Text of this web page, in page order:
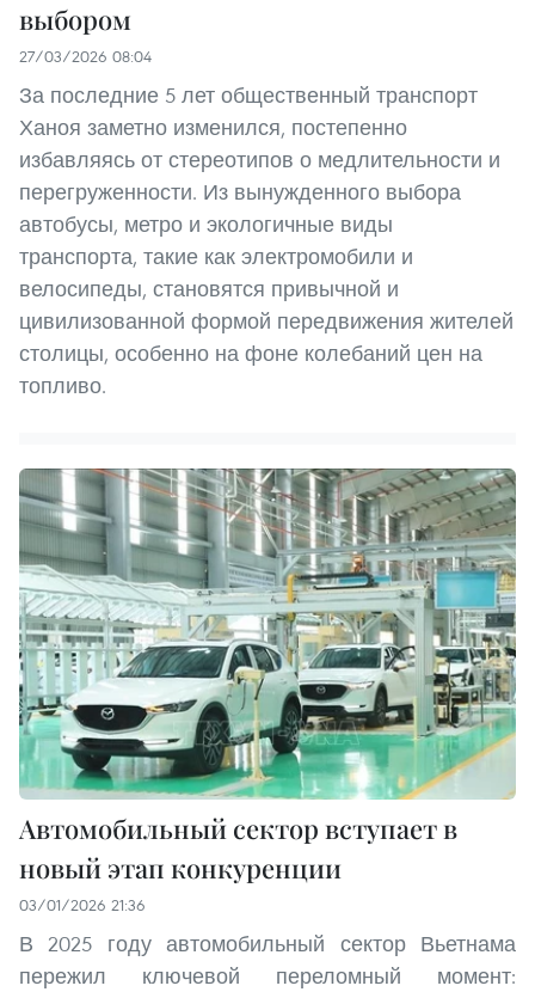
выбором
27/03/2026 08:04
За последние 5 лет общественный транспорт
Ханоя заметно изменился, постепенно
избавляясь от стереотипов о медлительности и
перегруженности. Из вынужденного выбора
автобусы, метро и экологичные виды
транспорта, такие как электромобили и
велосипеды, становятся привычной и
цивилизованной формой передвижения жителей
столицы, особенно на фоне колебаний цен на
топливо.
Автомобильный сектор вступает в
новый этап конкуренции
03/01/2026 21:36
В 2025 году автомобильный сектор Вьетнама
пережил ключевой переломный момент: